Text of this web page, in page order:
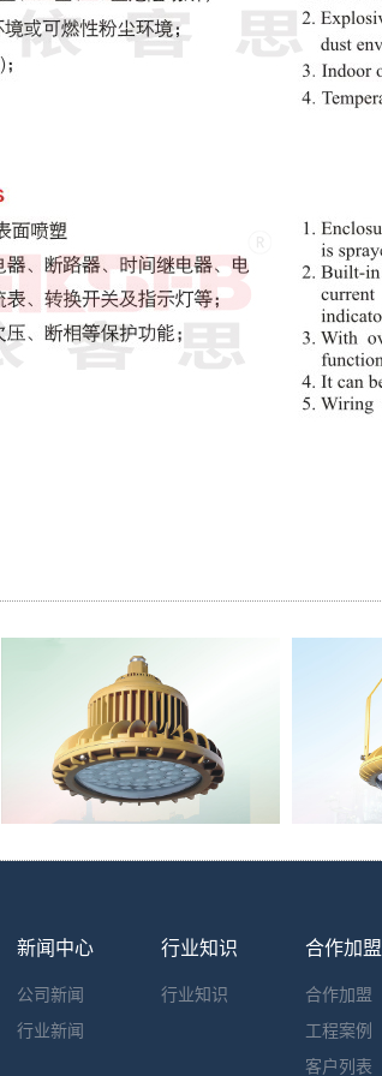
新闻中心
公司新闻
行业新闻
行业知识
行业知识
合作加盟
合作加盟
工程案例
客户列表